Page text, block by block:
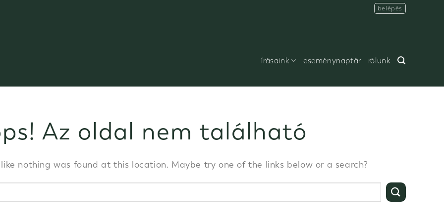
belépés
írásaink eseménynaptár rólunk
Az oldal nem található
like nothing was found at this location. Maybe try one of the links below or a search?